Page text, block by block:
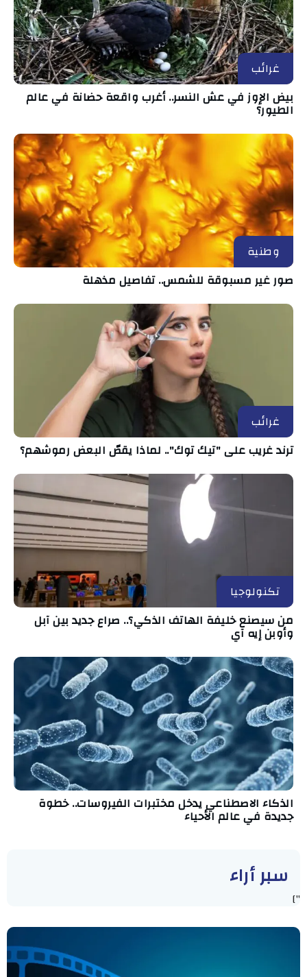
غرائب
بيض الإوز في عش النسر.. أغرب واقعة حضانة في عالم
الطيور؟
وطنية
صور غير مسبوقة للشمس.. تفاصيل مذهلة
غرائب
ترند غريب على "تيك توك".. لماذا يقصّ البعض رموشهم؟
تكنولوجيا
من سيصنع خليفة الهاتف الذكي؟.. صراع جديد بين آبل
وأوبن إيه آي
الذكاء الاصطناعي يدخل مختبرات الفيروسات.. خطوة
جديدة في عالم الأحياء
سبر أراء
"]